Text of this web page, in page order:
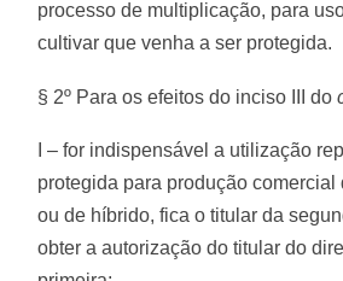
processo de multiplicação, para
cultivar que venha a ser protegida.
§ 2º Para os efeitos do inciso III do
I – for indispensável a utilização
protegida para produção comercial
ou de híbrido, fica o titular da
obter a autorização do titular do